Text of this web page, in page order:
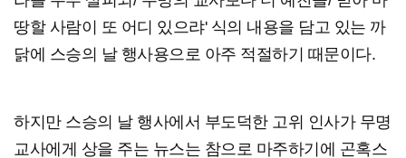
땅할 사람이 또 어디 있으랴' 식의 내용을 담고 있는 까
닭에 스승의 날 행사용으로 아주 적절하기 때문이다.
하지만 스승의 날 행사에서 부도덕한 고위 인사가 무명
교사에게 상을 주는 뉴스는 참으로 마주하기에 곤혹스